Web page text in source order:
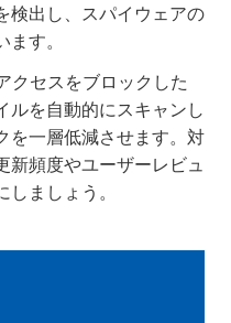
検出し、スパイウェアの
す。
クセスをブロックした
ルを自動的にスキャンし
を一層低減させます。対
新頻度やユーザーレビュ
ましょう。